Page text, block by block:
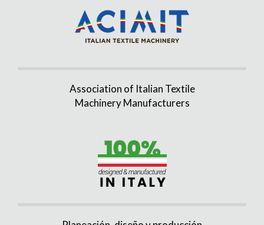
Association of Italian Textile
Machinery Manufacturers